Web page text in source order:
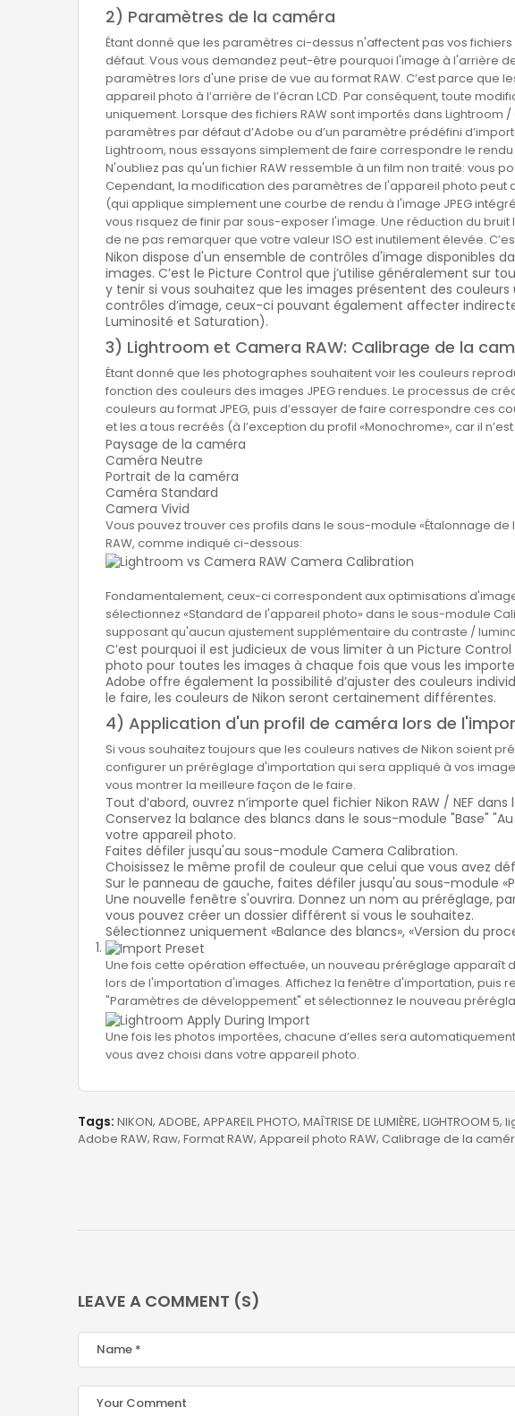
2) Paramètres de la caméra
Étant donné que les paramètres ci-dessus n'affectent pas vos
défaut. Vous vous demandez peut-être pourquoi l'image à l'arrière
paramètres lors d'une prise de vue au format RAW. C’est parce que
appareil photo à l’arrière de l’écran LCD. Par conséquent, toute
uniquement. Lorsque des fichiers RAW sont importés dans
paramètres par défaut d’Adobe ou d’un paramètre prédéfini
Lightroom, nous essayons simplement de faire correspondre le
N'oubliez pas qu'un fichier RAW ressemble à un film non traité: vous
Cependant, la modification des paramètres de l'appareil photo peut
(qui applique simplement une courbe de rendu à l'image JPEG
vous risquez de finir par sous-exposer l'image. Une réduction du
de ne pas remarquer que votre valeur ISO est inutilement élevée.
Nikon dispose d'un ensemble de contrôles d'image disponibles
images. C’est le Picture Control que j’utilise généralement sur
y tenir si vous souhaitez que les images présentent des
contrôles d’image, ceux-ci pouvant également affecter
Luminosité et Saturation).
3) Lightroom et Camera RAW: Calibrage de la
Étant donné que les photographes souhaitent voir les couleurs
fonction des couleurs des images JPEG rendues. Le processus de
couleurs au format JPEG, puis d’essayer de faire correspondre ces
et les a tous recréés (à l’exception du profil «Monochrome», car il
Paysage de la caméra
Caméra Neutre
Portrait de la caméra
Caméra Standard
Camera Vivid
Vous pouvez trouver ces profils dans le sous-module «Étalonnage
RAW, comme indiqué ci-dessous:
Fondamentalement, ceux-ci correspondent aux optimisations
sélectionnez «Standard de l'appareil photo» dans le sous-module
supposant qu'aucun ajustement supplémentaire du contraste /
C’est pourquoi il est judicieux de vous limiter à un Picture
photo pour toutes les images à chaque fois que vous les
Adobe offre également la possibilité d’ajuster des couleurs
le faire, les couleurs de Nikon seront certainement différentes.
4) Application d'un profil de caméra lors de
Si vous souhaitez toujours que les couleurs natives de Nikon soient
configurer un préréglage d'importation qui sera appliqué à vos
vous montrer la meilleure façon de le faire.
Tout d’abord, ouvrez n’importe quel fichier Nikon RAW / NEF
Conservez la balance des blancs dans le sous-module "Base"
votre appareil photo.
Faites défiler jusqu'au sous-module Camera Calibration.
Choisissez le même profil de couleur que celui que vous avez
Sur le panneau de gauche, faites défiler jusqu'au sous-module
Une nouvelle fenêtre s'ouvrira. Donnez un nom au préréglage,
vous pouvez créer un dossier différent si vous le souhaitez.
Sélectionnez uniquement «Balance des blancs», «Version du
Une fois cette opération effectuée, un nouveau préréglage apparaît
lors de l'importation d'images. Affichez la fenêtre d'importation, puis
"Paramètres de développement" et sélectionnez le nouveau
Une fois les photos importées, chacune d’elles sera
vous avez choisi dans votre appareil photo.
Tags: NIKON ADOBE APPAREIL PHOTO MAÎTRISE DE LUMIÈRE LIGHTROOM 5
Adobe RAW Raw Format RAW Appareil photo RAW Calibrage de la
LEAVE A COMMENT (S)